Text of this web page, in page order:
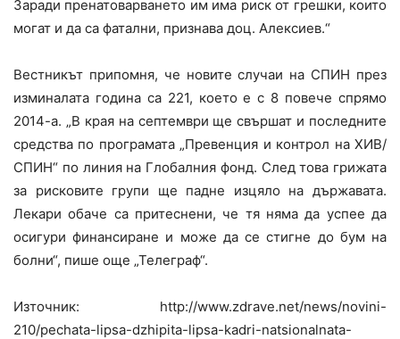
Заради пренатоварването им има риск от грешки, които
могат и да са фатални, признава доц. Алексиев.“
Вестникът припомня, че новите случаи на СПИН през
изминалата година са 221, което е с 8 повече спрямо
2014-а. „В края на септември ще свършат и последните
средства по програмата „Превенция и контрол на ХИВ/
СПИН“ по линия на Глобалния фонд. След това грижата
за рисковите групи ще падне изцяло на държавата.
Лекари обаче са притеснени, че тя няма да успее да
осигури финансиране и може да се стигне до бум на
болни“, пише още „Телеграф“.
Източник: http://www.zdrave.net/news/novini-
210/pechata-lipsa-dzhipita-lipsa-kadri-natsionalnata-